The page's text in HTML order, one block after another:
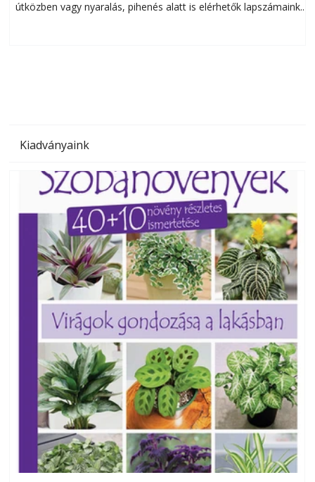
útközben vagy nyaralás, pihenés alatt is elérhetők lapszámaink.
Kiadványaink